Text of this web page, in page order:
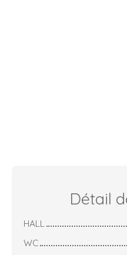
Détail
HALL
WC